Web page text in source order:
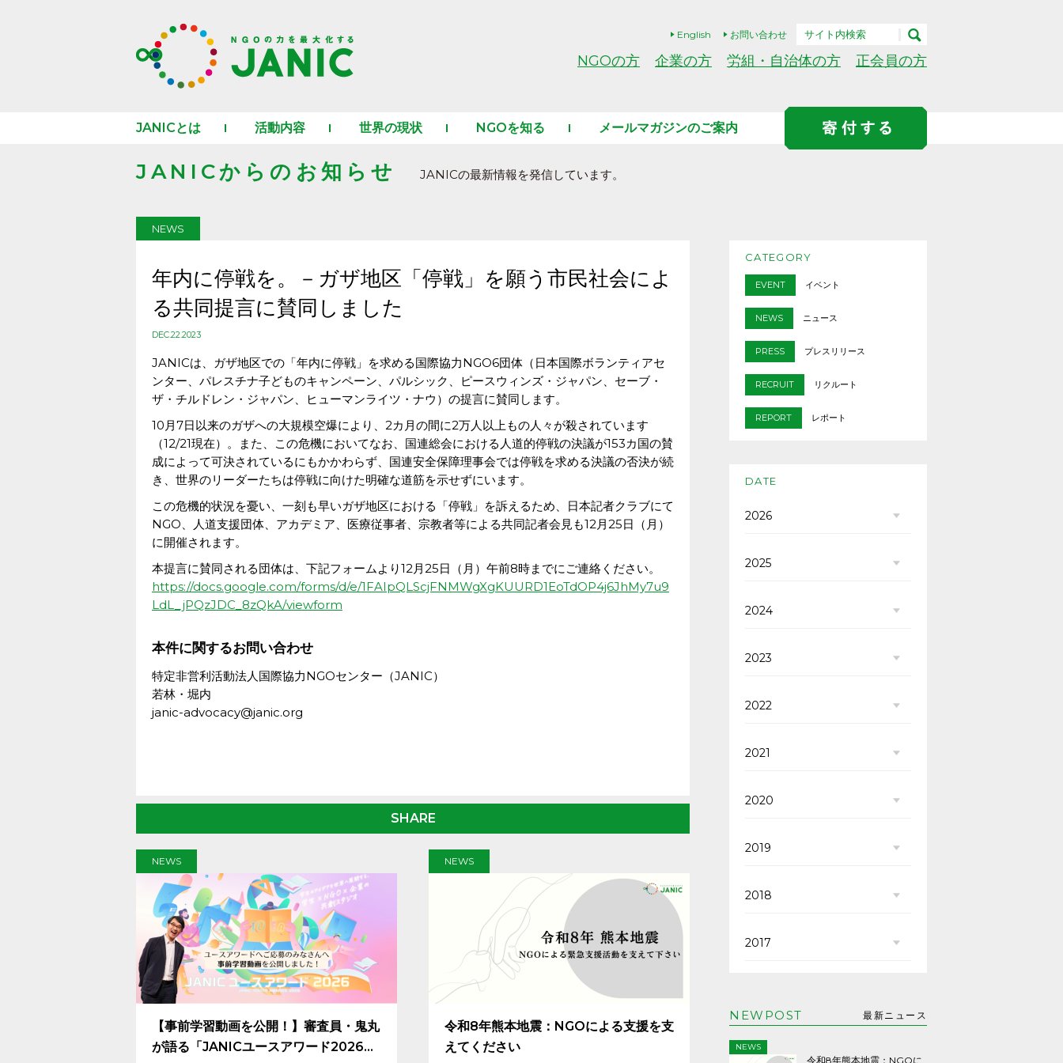
English お問い合わせ
NGOの方 企業の方 労組・自治体の方 正会員の方
JANICとは 活動内容 世界の現状 NGOを知る メールマガジンのご案内
JANICからのお知らせ JANICの最新情報を発信しています。
NEWS
年内に停戦を。－ガザ地区「停戦」を願う市民社会によ
る共同提言に賛同しました
DEC.22.2023
JANICは、ガザ地区での「年内に停戦」を求める国際協力NGO6団体（日本国際ボランティアセ
ンター、パレスチナ子どものキャンペーン、パルシック、ピースウィンズ・ジャパン、セーブ・
ザ・チルドレン・ジャパン、ヒューマンライツ・ナウ）の提言に賛同します。
10月7日以来のガザへの大規模空爆により、2カ月の間に2万人以上もの人々が殺されています
（12/21現在）。また、この危機においてなお、国連総会における人道的停戦の決議が153カ国の賛
成によって可決されているにもかかわらず、国連安全保障理事会では停戦を求める決議の否決が続
き、世界のリーダーたちは停戦に向けた明確な道筋を示せずにいます。
この危機的状況を憂い、一刻も早いガザ地区における「停戦」を訴えるため、日本記者クラブにて
NGO、人道支援団体、アカデミア、医療従事者、宗教者等による共同記者会見も12月25日（月）
に開催されます。
本提言に賛同される団体は、下記フォームより12月25日（月）午前8時までにご連絡ください。
https://docs.google.com/forms/d/e/1FAIpQLScjFNMWgXgKUURD1EoTdOP4j6JhMy7u9
LdL_jPQzJDC_8zQkA/viewform
本件に関するお問い合わせ
特定非営利活動法人国際協力NGOセンター（JANIC）
若林・堀内
janic-advocacy@janic.org
SHARE
NEWS
【事前学習動画を公開！】審査員・鬼丸
が語る「JANICユースアワード2026」
NEWS
令和8年熊本地震：NGOによる支援を支
えてください
CATEGORY
EVENT イベント
NEWS ニュース
PRESS プレスリリース
RECRUIT リクルート
REPORT レポート
DATE
2026
2025
2024
2023
2022
2021
2020
2019
2018
2017
NEWPOST 最新ニュース
NEWS
令和8年熊本地震：NGOに